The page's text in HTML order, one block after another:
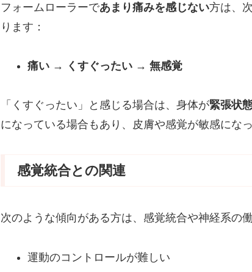
フォームローラーであまり痛みを感じない方は、
ります：
痛い → くすぐったい → 無感覚
「くすぐったい」と感じる場合は、身体が緊張状
になっている場合もあり、皮膚や感覚が敏感にな
感覚統合との関連
次のような傾向がある方は、感覚統合や神経系の
運動のコントロールが難しい